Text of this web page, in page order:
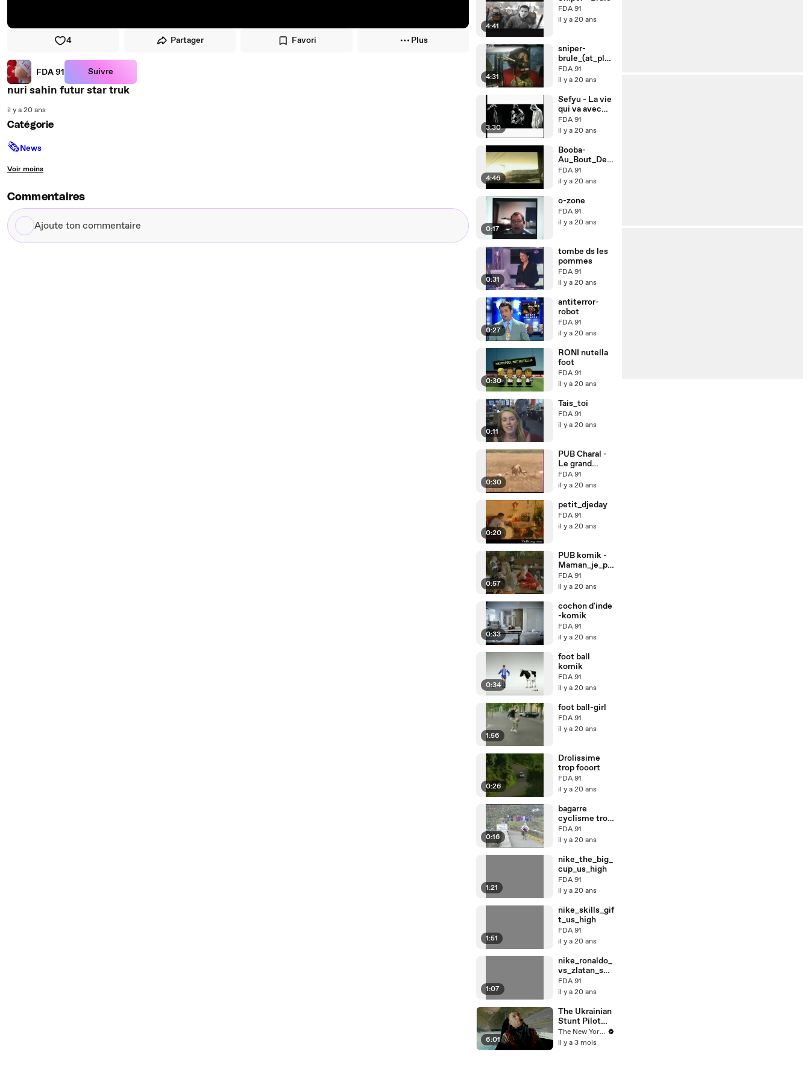
4 Partager Favori Plus
FDA 91 Suivre
nuri sahin futur star truk
il y a 20 ans
Catégorie
🗞News
Voir moins
Commentaires
Ajoute
ton
4:41
FDA 91
il y a 20 ans
4:31
sniper-
brule_(at_plan
ete_rap_2106)
FDA 91
il y a 20 ans
3:30
Sefyu - La vie
qui va avec
(vers.2)
FDA 91
il y a 20 ans
4:46
Booba-
Au_Bout_Des
_Reves
FDA 91
il y a 20 ans
0:17
o-zone
FDA 91
il y a 20 ans
0:31
tombe ds les
pommes
FDA 91
il y a 20 ans
0:27
antiterror-
robot
FDA 91
il y a 20 ans
0:30
RONI nutella
foot
FDA 91
il y a 20 ans
0:11
Tais_toi
FDA 91
il y a 20 ans
0:30
PUB Charal -
Le grand
carnivore
FDA 91
il y a 20 ans
0:20
petit_djeday
FDA 91
il y a 20 ans
0:57
PUB komik -
Maman_je_pe
ux
FDA 91
il y a 20 ans
0:33
cochon d'inde
-komik
FDA 91
il y a 20 ans
0:34
foot ball
komik
FDA 91
il y a 20 ans
1:56
foot ball-girl
FDA 91
il y a 20 ans
0:26
Drolissime
trop fooort
FDA 91
il y a 20 ans
0:16
bagarre
cyclisme trop
fort !
FDA 91
il y a 20 ans
1:21
nike_the_big_
cup_us_high
FDA 91
il y a 20 ans
1:51
nike_skills_gif
t_us_high
FDA 91
il y a 20 ans
1:07
nike_ronaldo_
vs_zlatan_skil
l_us_high
FDA 91
il y a 20 ans
6:01
The Ukrainian
Stunt Pilot
Hunting
Russian
The New Yorker
il y a 3 mois